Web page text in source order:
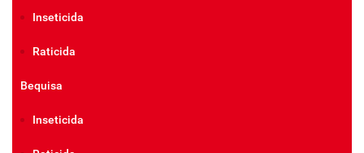
Inseticida
Raticida
Bequisa
Inseticida